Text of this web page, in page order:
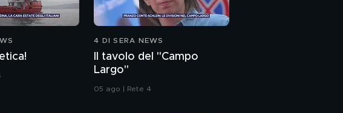
4 DI SERA NEWS
Il tavolo del "Campo
Largo"
05 ago | Rete 4